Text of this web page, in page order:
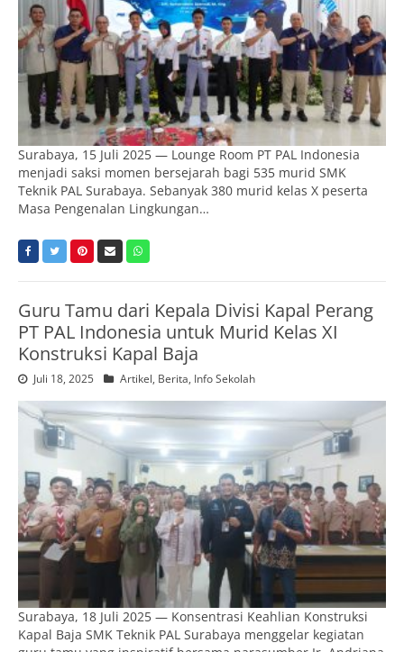
Surabaya, 15 Juli 2025 — Lounge Room PT PAL Indonesia
menjadi saksi momen bersejarah bagi 535 murid SMK
Teknik PAL Surabaya. Sebanyak 380 murid kelas X peserta
Masa Pengenalan Lingkungan…
Guru Tamu dari Kepala Divisi Kapal Perang
PT PAL Indonesia untuk Murid Kelas XI
Konstruksi Kapal Baja
Juli 18, 2025 Artikel, Berita, Info Sekolah
Surabaya, 18 Juli 2025 — Konsentrasi Keahlian Konstruksi
Kapal Baja SMK Teknik PAL Surabaya menggelar kegiatan